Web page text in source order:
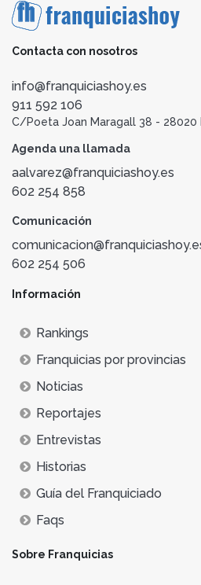
Contacta con nosotros
info@franquiciashoy.es
911 592 106
C/Poeta Joan Maragall 38 - 28020
Agenda una llamada
aalvarez@franquiciashoy.es
602 254 858
Comunicación
602 254 506
Información
Rankings
Franquicias por provincias
Noticias
Reportajes
Entrevistas
Historias
Guía del Franquiciado
Faqs
Sobre Franquicias